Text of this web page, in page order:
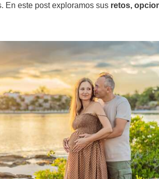
En este post exploramos sus retos,